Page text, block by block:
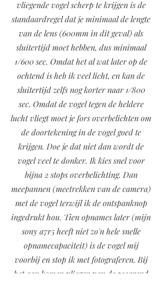
vliegende vogel scherp te krijgen is de
standaardregel dat je minimaal de lengte
van de lens (600mm in dit geval) als
sluitertijd moet hebben, dus minimaal
1/600 sec. Omdat het al wat later op de
ochtend is heb ik veel licht, en kan de
sluitertijd zelfs nog korter naar 1/800
sec. Omdat de vogel tegen de heldere
lucht vliegt moet je fors overbelichten om
de doortekening in de vogel goed te
krijgen. Doe je dat niet dan wordt de
vogel veel te donker. Ik kies snel voor
bijna 2 stops overbelichting. Dan
meepannen (meetrekken van de camera)
met de vogel terwijl ik de ontspanknop
ingedrukt hou. Tien opnames later (mijn
sony a7r5 heeft niet zo'n hele snelle
opnamecapaciteit) is de vogel mij
voorbij en stop ik met fotograferen. Bij
het aan komen vliegen van de zeearend